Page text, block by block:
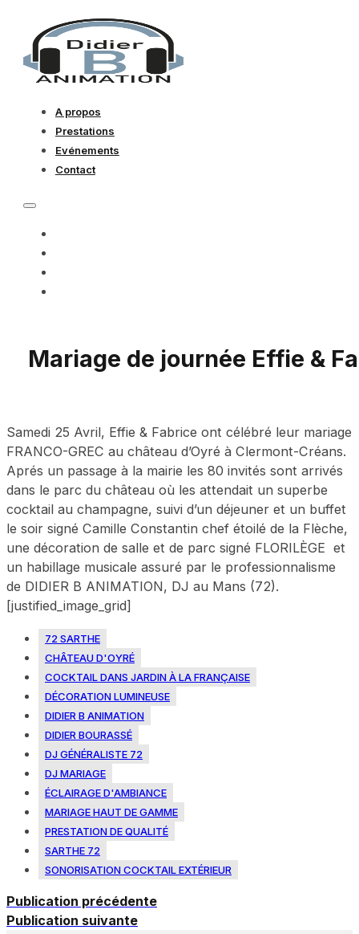
A propos
Prestations
Evénements
Contact
Mariage de journée Effie &
Samedi 25 Avril, Effie & Fabrice ont célébré leur mariage
FRANCO-GREC au château d’Oyré à Clermont-Créans.
Aprés un passage à la mairie les 80 invités sont arrivés
dans le parc du château où les attendait un superbe
cocktail au champagne, suivi d’un déjeuner et un buffet
le soir signé Camille Constantin chef étoilé de la Flèche,
une décoration de salle et de parc signé FLORILÈGE et
un habillage musicale assuré par le professionnalisme
de DIDIER B ANIMATION, DJ au Mans (72).
[justified_image_grid]
72 SARTHE
CHÂTEAU D'OYRÉ
COCKTAIL DANS JARDIN À LA FRANÇAISE
DÉCORATION LUMINEUSE
DIDIER B ANIMATION
DIDIER BOURASSÉ
DJ GÉNÉRALISTE 72
DJ MARIAGE
ÉCLAIRAGE D'AMBIANCE
MARIAGE HAUT DE GAMME
PRESTATION DE QUALITÉ
SARTHE 72
SONORISATION COCKTAIL EXTÉRIEUR
Publication précédente
Publication suivante